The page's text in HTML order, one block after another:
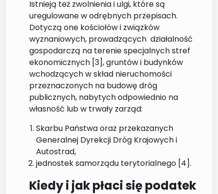
Istnieją też zwolnienia i ulgi, które są
uregulowane w odrębnych przepisach.
Dotyczą one kościołów i związków
wyznaniowych, prowadzących działalność
gospodarczą na terenie specjalnych stref
ekonomicznych [3], gruntów i budynków
wchodzących w skład nieruchomości
przeznaczonych na budowę dróg
publicznych, nabytych odpowiednio na
własność lub w trwały zarząd:
Skarbu Państwa oraz przekazanych
Generalnej Dyrekcji Dróg Krajowych i
Autostrad,
jednostek samorządu terytorialnego [4].
Kiedy i jak płaci się podatek